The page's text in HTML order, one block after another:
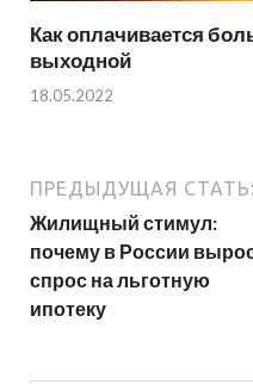
Как оплачивается
выходной
18.05.2022
ПРЕДЫДУЩАЯ
Жилищный стимул:
почему в России
спрос на льготную
ипотеку